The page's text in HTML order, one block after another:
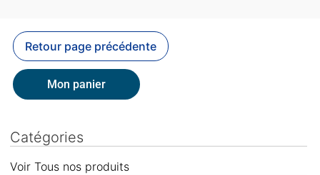
Mon panier
Catégories
Voir Tous nos produits